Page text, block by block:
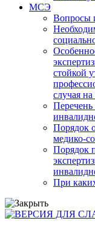
МСЭ
Вопросы
стойкой
случая
Перечень
Порядок
медико-
Порядок
При